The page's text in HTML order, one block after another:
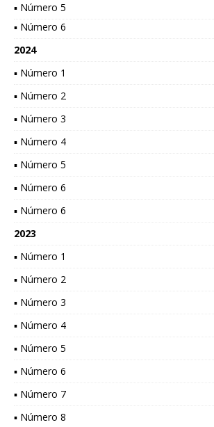
▪ Número 5
▪ Número 6
2024
▪ Número 1
▪ Número 2
▪ Número 3
▪ Número 4
▪ Número 5
▪ Número 6
▪ Número 6
2023
▪ Número 1
▪ Número 2
▪ Número 3
▪ Número 4
▪ Número 5
▪ Número 6
▪ Número 7
▪ Número 8